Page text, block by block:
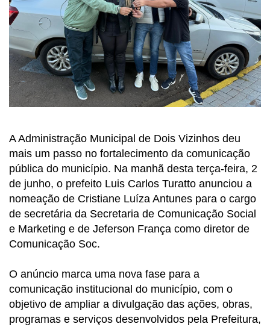
A Administração Municipal de Dois Vizinhos deu
mais um passo no fortalecimento da comunicação
pública do município. Na manhã desta terça-feira, 2
de junho, o prefeito Luis Carlos Turatto anunciou a
nomeação de Cristiane Luíza Antunes para o cargo
de secretária da Secretaria de Comunicação Social
e Marketing e de Jeferson França como diretor de
Comunicação Soc.
O anúncio marca uma nova fase para a
comunicação institucional do município, com o
objetivo de ampliar a divulgação das ações, obras,
programas e serviços desenvolvidos pela Prefeitura,